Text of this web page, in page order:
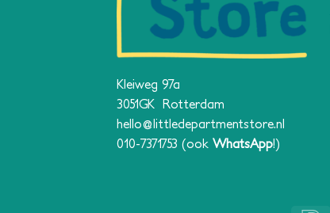
Kleiweg 97a
3051GK Rotterdam
hello@littledepartmentstore.nl
010-7371753 (ook WhatsApp!)